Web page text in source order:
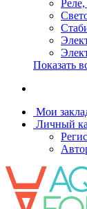
Показать
Мои
Личный